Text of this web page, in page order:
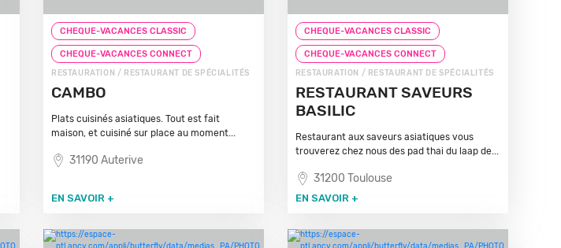
CHEQUE-VACANCES CLASSIC
CHEQUE-VACANCES CONNECT
RESTAURATION / RESTAURANT DE SPÉCIALITÉS
CAMBO
Plats cuisinés asiatiques. Tout est fait
maison, et cuisiné sur place au moment...
31190 Auterive
EN SAVOIR +
CHEQUE-VACANCES CLASSIC
CHEQUE-VACANCES CONNECT
RESTAURATION / RESTAURANT DE SPÉCIALITÉS
RESTAURANT SAVEURS
BASILIC
Restaurant aux saveurs asiatiques vous
trouverez chez nous des pad thai du laap de...
31200 Toulouse
EN SAVOIR +